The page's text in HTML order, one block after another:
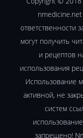
ответственности
могут получить
и рецептов
использования
Использование
активной, не
систем
запрещено!